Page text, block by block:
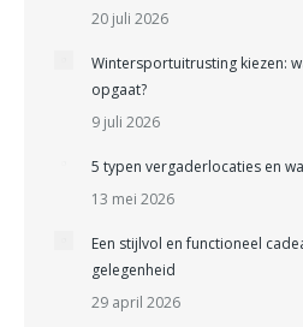
20 juli 2026
Wintersportuitrusting kiezen:
opgaat?
9 juli 2026
5 typen vergaderlocaties en
13 mei 2026
Een stijlvol en functioneel
gelegenheid
29 april 2026